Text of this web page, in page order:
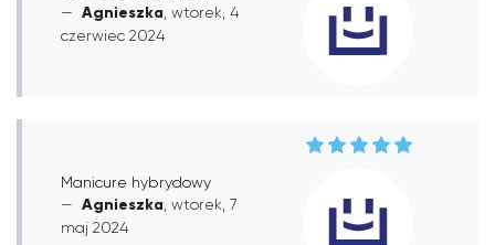
Agnieszka , wtorek, 4
czerwiec 2024
Manicure hybrydowy
Agnieszka , wtorek, 7
maj 2024